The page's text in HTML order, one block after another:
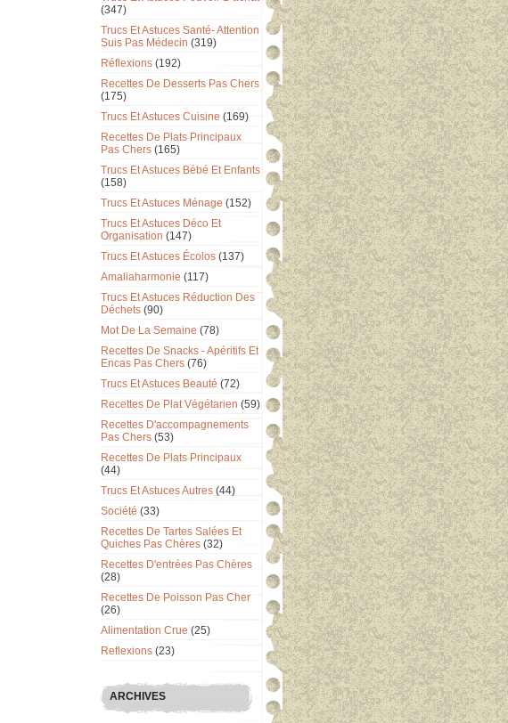
(347)
Trucs Et Astuces Santé- Attention
Suis Pas Médecin (319)
Réflexions (192)
Recettes De Desserts Pas Chers
(175)
Trucs Et Astuces Cuisine (169)
Recettes De Plats Principaux
Pas Chers (165)
Trucs Et Astuces Bébé Et Enfants
(158)
Trucs Et Astuces Ménage (152)
Trucs Et Astuces Déco Et
Organisation (147)
Trucs Et Astuces Écolos (137)
Amaliaharmonie (117)
Trucs Et Astuces Réduction Des
Déchets (90)
Mot De La Semaine (78)
Recettes De Snacks - Apéritifs Et
Encas Pas Chers (76)
Trucs Et Astuces Beauté (72)
Recettes De Plat Végétarien (59)
Recettes D'accompagnements
Pas Chers (53)
Recettes De Plats Principaux
(44)
Trucs Et Astuces Autres (44)
Société (33)
Recettes De Tartes Salées Et
Quiches Pas Chères (32)
Recettes D'entrées Pas Chères
(28)
Recettes De Poisson Pas Cher
(26)
Alimentation Crue (25)
Reflexions (23)
ARCHIVES